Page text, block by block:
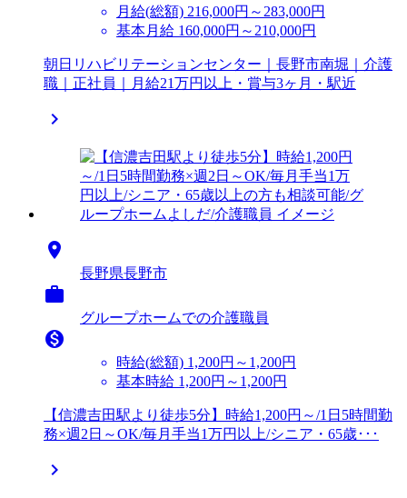
月給(総額) 216,000円～283,000円
基本月給 160,000円～210,000円
朝日リハビリテーションセンター｜長野市南堀｜介護
職｜正社員｜月給21万円以上・賞与3ヶ月・駅近


長野県長野市

グループホームでの介護職員

時給(総額) 1,200円～1,200円
基本時給 1,200円～1,200円
【信濃吉田駅より徒歩5分】時給1,200円～/1日5時間勤
務×週2日～OK/毎月手当1万円以上/シニア・65歳･･･
